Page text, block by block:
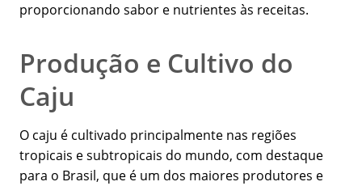
proporcionando sabor e nutrientes às receitas.
Produção e Cultivo do
Caju
O caju é cultivado principalmente nas regiões
tropicais e subtropicais do mundo, com destaque
para o Brasil, que é um dos maiores produtores e